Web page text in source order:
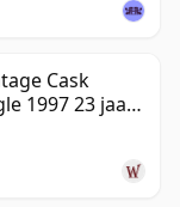
Cask
1997 23 jaar